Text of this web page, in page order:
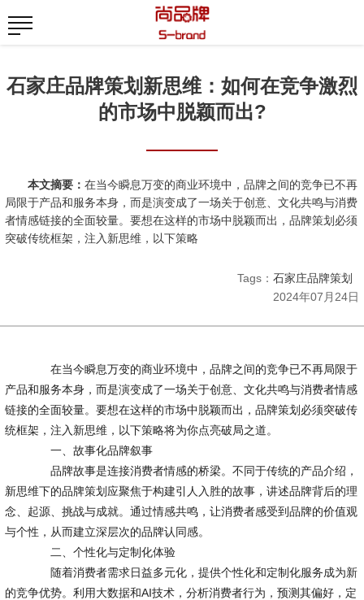
石家庄品牌策划新思维：如何在竞争激烈
的市场中脱颖而出?
本文摘要： 在当今瞬息万变的商业环境中，品牌之间的竞争已不再
局限于产品和服务本身，而是演变成了一场关于创意、文化共鸣与消费
者情感链接的全面较量。要想在这样的市场中脱颖而出，品牌策划必须
突破传统框架，注入新思维，以下策略
Tags： 石家庄品牌策划
2024年07月24日
在当今瞬息万变的商业环境中，品牌之间的竞争已不再局限于
产品和服务本身，而是演变成了一场关于创意、文化共鸣与消费者情感
链接的全面较量。要想在这样的市场中脱颖而出，品牌策划必须突破传
统框架，注入新思维，以下策略将为你点亮破局之道。
一、故事化品牌叙事
品牌故事是连接消费者情感的桥梁。不同于传统的产品介绍，
新思维下的品牌策划应聚焦于构建引人入胜的故事，讲述品牌背后的理
念、起源、挑战与成就。通过情感共鸣，让消费者感受到品牌的价值观
与个性，从而建立深层次的品牌认同感。
二、个性化与定制化体验
随着消费者需求日益多元化，提供个性化和定制化服务成为新
的竞争优势。利用大数据和AI技术，分析消费者行为，预测其偏好，定